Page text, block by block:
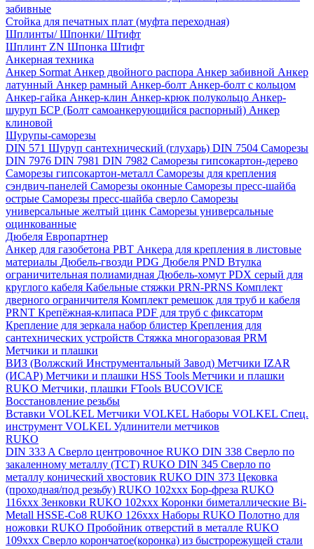
забивные
Стойка для печатных плат (муфта переходная)
Шплинты/ Шпонки/ Штифт
Шплинт ZN Шпонка Штифт
Анкерная техника
Анкер Sormat Анкер двойного распора Анкер забивной Анкер
латунный Анкер рамный Анкер-болт Анкер-болт с кольцом
Анкер-гайка Анкер-клин Анкер-крюк полукольцо Анкер-
шуруп БСР (Болт самоанкерующийся распорный) Анкер
клиновой
Шурупы-саморезы
DIN 571 Шуруп сантехнический (глухарь) DIN 7504 Саморезы
DIN 7976 DIN 7981 DIN 7982 Саморезы гипсокартон-дерево
Саморезы гипсокартон-металл Саморезы для крепления
сэндвич-панелей Саморезы оконные Саморезы пресс-шайба
острые Саморезы пресс-шайба сверло Саморезы
универсальные желтый цинк Саморезы универсальные
оцинкованные
Дюбеля Европартнер
Анкер для газобетона PBT Анкера для крепления в листовые
материалы Дюбель-гвозди PDG Дюбеля PND Втулка
ограничительная полиамидная Дюбель-хомут PDX серый для
круглого кабеля Кабельные стяжки PRN-PRNS Комплект
дверного ограничителя Комплект ремешок для труб и кабеля
PRNT Крепёжная-клипаса PDF для труб с фиксаторм
Крепление для зеркала набор блистер Крепления для
сантехнических устройств Стяжка многоразовая PRM
Метчики и плашки
ВИЗ (Волжский Инструментальный Завод) Метчики IZAR
(ИСАР) Метчики и плашки HSS Tools Метчики и плашки
RUKO Метчики, плашки FTools BUCOVICE
Восстановление резьбы
Вставки VOLKEL Метчики VOLKEL Наборы VOLKEL Спец.
инструмент VOLKEL Удлинители метчиков
RUKO
DIN 333 A Сверло центровочное RUKO DIN 338 Сверло по
закаленному металлу (ТСТ) RUKO DIN 345 Сверло по
металлу конический хвостовик RUKO DIN 373 Цековка
(проходная/под резьбу) RUKO 102xxx Бор-фреза RUKO
116xxx Зенковки RUKO 102xxx Коронки биметаллические Bi-
Metall HSSE-Co8 RUKO 126ххх Наборы RUKO Полотно для
ножовки RUKO Пробойник отверстий в металле RUKO
109ххх Сверло корончатое(коронка) из быстрорежущей стали